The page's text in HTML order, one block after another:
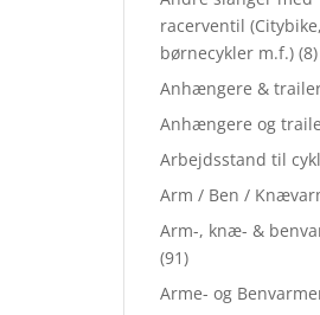
racerventil (Citybike,
børnecykler m.f.) (8)
Anhængere &
Anhængere og
Arbejdsstand til
Arm / Ben /
Arm-, knæ- &
(91)
Arme- og